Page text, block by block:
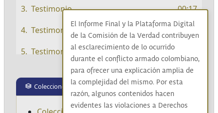
Testimonio
00:17
Testimonio
00:54
Testimonio
Testimonio
00:54
Testimonio
Colecciones
El Informe Final y la Plataforma Digital
de la Comisión de la Verdad contribuyen
al esclarecimiento de lo ocurrido
durante el conflicto armado colombiano,
para ofrecer una explicación amplia de
la complejidad del mismo. Por esta
razón, algunos contenidos hacen
evidentes las violaciones a Derechos